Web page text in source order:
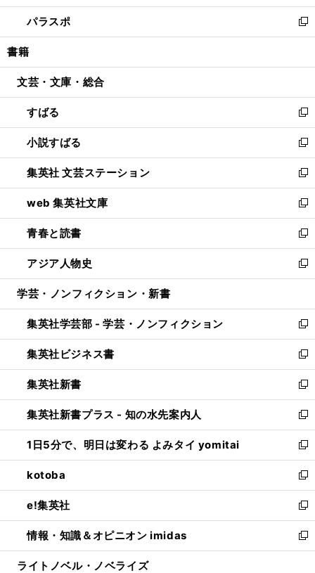
ウ
で
開
ン
ド
ウ
開
ウ
ィ
ン
ウ
開
く
し
い
ウ
ン
ウ
で
開
く
パラスポ
新
し
ウ
ン
ド
ウ
で
開
く
書籍
文芸・文庫・総合
すばる
新
し
い
ウ
ィ
ン
ド
ウ
で
開
く
小説すばる
新
し
い
ウ
ィ
ン
ド
ウ
で
開
集英社 文芸ステーション
新
し
い
ウ
ィ
ン
ド
ウ
開
く
web 集英社文庫
新
し
い
ウ
ィ
ン
ウ
で
開
く
青春と読書
新
し
い
ウ
ン
ド
ウ
で
開
く
アジア人物史
新
し
ウ
ィ
ン
ド
ウ
で
開
く
学芸・ノンフィクション・新書
集英社学芸部 - 学芸・ノンフィクション
新
し
い
ウ
ィ
ン
ド
ウ
で
開
く
集英社ビジネス書
新
し
い
ウ
ィ
ン
ド
ウ
で
開
く
集英社新書
新
し
い
ウ
ィ
ン
ド
ウ
で
開
く
集英社新書プラス - 知の水先案内人
新
し
い
ウ
ィ
ン
ド
ウ
で
開
1日5分で、明日は変わる よみタイ yomitai
新
し
い
ウ
ィ
ン
ド
ウ
kotoba
新
し
い
ウ
ィ
ン
e!集英社
新
し
い
ウ
情報・知識＆オピニオン imidas
新
し
ライトノベル・ノベライズ